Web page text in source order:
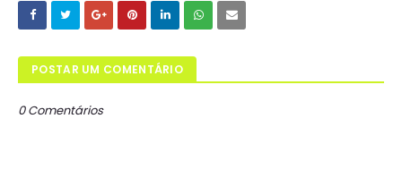
POSTAR UM COMENTÁRIO
0 Comentários